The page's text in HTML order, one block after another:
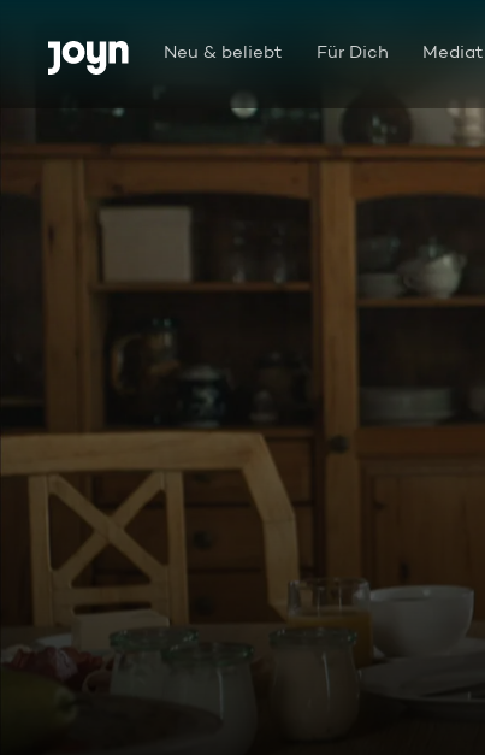
Zum Inhalt springen
Barrierefrei Neu & beliebt Für Dich